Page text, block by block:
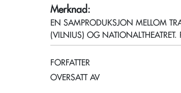
Merknad:
EN SAMPRODUKSJON MELLOM
(VILNIUS) OG NATIONALTHEATRET.
FORFATTER
OVERSATT AV